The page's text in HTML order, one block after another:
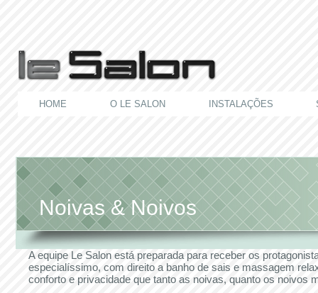
HOME O LE SALON INSTALAÇÕES
A equipe Le Salon está preparada para receber os
especialíssimo, com direito a banho de sais e massagem
conforto e privacidade que tanto as noivas, quanto os noivos
Noivas & Noivos